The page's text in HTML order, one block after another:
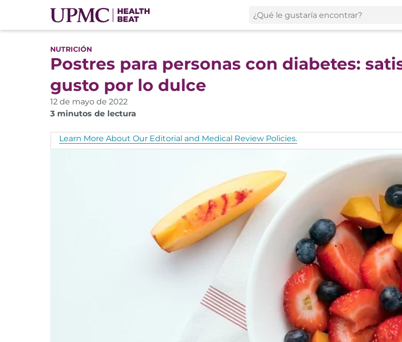
NUTRICIÓN
Postres para personas con diabetes:
gusto por lo dulce
12 de mayo de 2022
3 minutos de lectura
Learn More About Our Editorial and Medical Review Policies.